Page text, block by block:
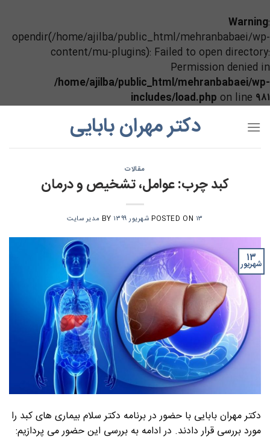
Warning:
opendir(/home/ajilba/public_html/mehranbabaei/wp-
content/mu-plugins): Failed to open directory:
Permission denied in
/home/ajilba/public_html/mehranbabaei/wp-
includes/load.php on line ۹۸۱
دکتر مهران بابایی
مقالات
کبد چرب: عوامل، تشخیص و درمان
POSTED ON ۱۳ شهریور ۱۳۹۹ مدیر سایت
۱۳
شهریور
دکتر مهران بابایی با حضور در برنامه دکتر سلام بیماری های کبد را
مورد بررسی قرار دادند. در ادامه به بررسی این حضور می پردازیم: